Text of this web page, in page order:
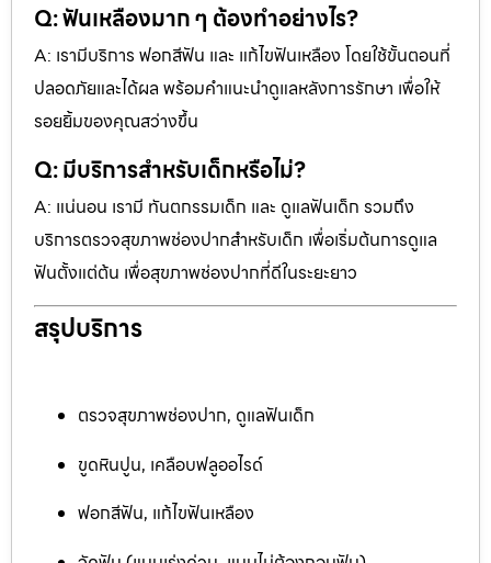
Q: ฟันเหลืองมาก ๆ ต้องทำอย่างไร?
A: เรามีบริการ ฟอกสีฟัน และ แก้ไขฟันเหลือง โดยใช้ขั้นตอนที่
ปลอดภัยและได้ผล พร้อมคำแนะนำดูแลหลังการรักษา เพื่อให้
รอยยิ้มของคุณสว่างขึ้น
Q: มีบริการสำหรับเด็กหรือไม่?
A: แน่นอน เรามี ทันตกรรมเด็ก และ ดูแลฟันเด็ก รวมถึง
บริการตรวจสุขภาพช่องปากสำหรับเด็ก เพื่อเริ่มต้นการดูแล
ฟันตั้งแต่ต้น เพื่อสุขภาพช่องปากที่ดีในระยะยาว
สรุปบริการ
ตรวจสุขภาพช่องปาก, ดูแลฟันเด็ก
ขูดหินปูน, เคลือบฟลูออไรด์
ฟอกสีฟัน, แก้ไขฟันเหลือง